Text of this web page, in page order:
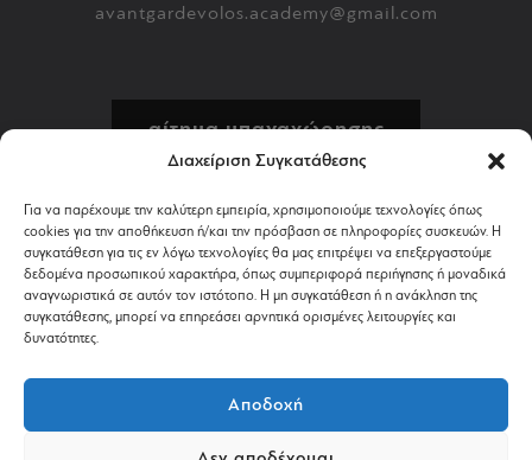
Διαχείριση Συγκατάθεσης
Για να παρέχουμε την καλύτερη εμπειρία, χρησιμοποιούμε τεχνολογίες όπως
cookies για την αποθήκευση ή/και την πρόσβαση σε πληροφορίες συσκευών. Η
συγκατάθεση για τις εν λόγω τεχνολογίες θα μας επιτρέψει να επεξεργαστούμε
δεδομένα προσωπικού χαρακτήρα, όπως συμπεριφορά περιήγησης ή μοναδικά
αναγνωριστικά σε αυτόν τον ιστότοπο. Η μη συγκατάθεση ή η ανάκληση της
συγκατάθεσης, μπορεί να επηρεάσει αρνητικά ορισμένες λειτουργίες και
δυνατότητες.
Αποδοχή
avantgardevolos.academy@gmail.com
αίτημα υπαναχώρησης
αποστολή & πληρωμή
όροι χρήσης